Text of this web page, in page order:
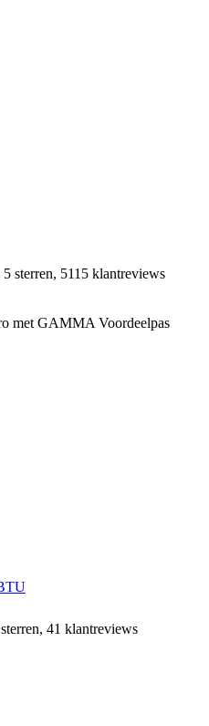
sterren, 5115 klantreviews
met GAMMA Voordeelpas
41 klantreviews